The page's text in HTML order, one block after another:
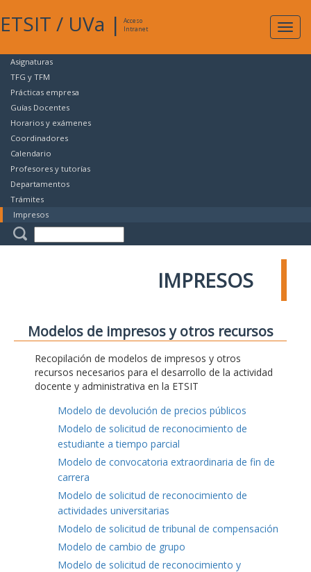
ETSIT / UVa |
Acceso
Intranet
Asignaturas
TFG y TFM
Prácticas empresa
Guías Docentes
Horarios y exámenes
Coordinadores
Calendario
Profesores y tutorías
Departamentos
Trámites
Impresos
IMPRESOS
Modelos de impresos y otros recursos
Recopilación de modelos de impresos y otros
recursos necesarios para el desarrollo de la actividad
docente y administrativa en la ETSIT
Modelo de devolución de precios públicos
Modelo de solicitud de reconocimiento de
estudiante a tiempo parcial
Modelo de convocatoria extraordinaria de fin de
carrera
Modelo de solicitud de reconocimiento de
actividades universitarias
Modelo de solicitud de tribunal de compensación
Modelo de cambio de grupo
Modelo de solicitud de reconocimiento y